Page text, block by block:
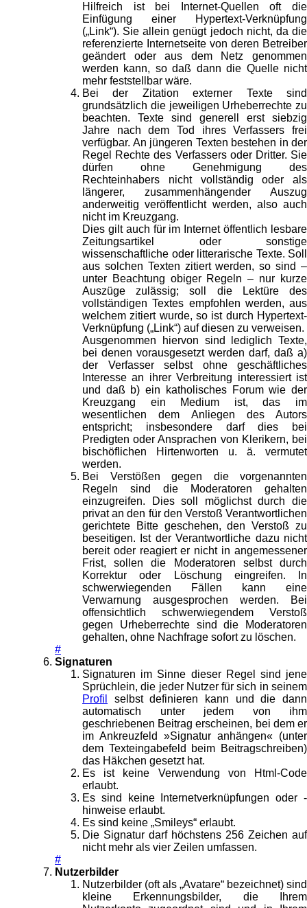
Hilfreich ist bei Internet-Quellen oft die
Einfügung einer Hypertext-Verknüpfung
(„Link“). Sie allein genügt jedoch nicht, da die
referenzierte Internetseite von deren Betreiber
geändert oder aus dem Netz genommen
werden kann, so daß dann die Quelle nicht
mehr feststellbar wäre.
Bei der Zitation externer Texte sind
grundsätzlich die jeweiligen Urheberrechte zu
beachten. Texte sind generell erst siebzig
Jahre nach dem Tod ihres Verfassers frei
verfügbar. An jüngeren Texten bestehen in der
Regel Rechte des Verfassers oder Dritter. Sie
dürfen ohne Genehmigung des
Rechteinhabers nicht vollständig oder als
längerer, zusammenhängender Auszug
anderweitig veröffentlicht werden, also auch
nicht im Kreuzgang.
Dies gilt auch für im Internet öffentlich lesbare
Zeitungsartikel oder sonstige
wissenschaftliche oder litterarische Texte. Soll
aus solchen Texten zitiert werden, so sind –
unter Beachtung obiger Regeln – nur kurze
Auszüge zulässig; soll die Lektüre des
vollständigen Textes empfohlen werden, aus
welchem zitiert wurde, so ist durch Hypertext-
Verknüpfung („Link“) auf diesen zu verweisen.
Ausgenommen hiervon sind lediglich Texte,
bei denen vorausgesetzt werden darf, daß a)
der Verfasser selbst ohne geschäftliches
Interesse an ihrer Verbreitung interessiert ist
und daß b) ein katholisches Forum wie der
Kreuzgang ein Medium ist, das im
wesentlichen dem Anliegen des Autors
entspricht; insbesondere darf dies bei
Predigten oder Ansprachen von Klerikern, bei
bischöflichen Hirtenworten u. ä. vermutet
werden.
Bei Verstößen gegen die vorgenannten
Regeln sind die Moderatoren gehalten
einzugreifen. Dies soll möglichst durch die
privat an den für den Verstoß Verantwortlichen
gerichtete Bitte geschehen, den Verstoß zu
beseitigen. Ist der Verantwortliche dazu nicht
bereit oder reagiert er nicht in angemessener
Frist, sollen die Moderatoren selbst durch
Korrektur oder Löschung eingreifen. In
schwerwiegenden Fällen kann eine
Verwarnung ausgesprochen werden. Bei
offensichtlich schwerwiegendem Verstoß
gegen Urheberrechte sind die Moderatoren
gehalten, ohne Nachfrage sofort zu löschen.
#
Signaturen
Signaturen im Sinne dieser Regel sind jene
Sprüchlein, die jeder Nutzer für sich in seinem
Profil
selbst definieren kann und die dann
automatisch unter jedem von ihm
geschriebenen Beitrag erscheinen, bei dem er
im Ankreuzfeld »Signatur anhängen« (unter
dem Texteingabefeld beim Beitragschreiben)
das Häkchen gesetzt hat.
Es ist keine Verwendung von Html-Code
erlaubt.
Es sind keine Internetverknüpfungen oder -
hinweise erlaubt.
Es sind keine „Smileys“ erlaubt.
Die Signatur darf höchstens 256 Zeichen auf
nicht mehr als vier Zeilen umfassen.
#
Nutzerbilder
Nutzerbilder (oft als „Avatare“ bezeichnet) sind
kleine Erkennungsbilder, die Ihrem